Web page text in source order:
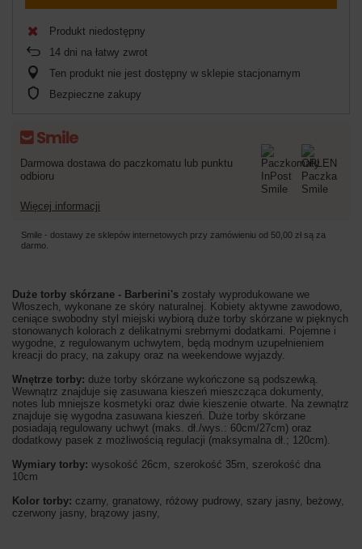
Produkt niedostępny
14 dni na łatwy zwrot
Ten produkt nie jest dostępny w sklepie stacjonarnym
Bezpieczne zakupy
Darmowa dostawa do paczkomatu lub punktu
odbioru
Więcej informacji
Smile - dostawy ze sklepów internetowych przy zamówieniu od 50,00 zł są za
darmo.
Duże torby skórzane - Barberini's zostały wyprodukowane we
Włoszech, wykonane ze skóry naturalnej. Kobiety aktywne zawodowo,
ceniące swobodny styl miejski wybiorą duże torby skórzane w pięknych
stonowanych kolorach z delikatnymi srebrnymi dodatkami. Pojemne i
wygodne, z regulowanym uchwytem, będą modnym uzupełnieniem
kreacji do pracy, na zakupy oraz na weekendowe wyjazdy.
Wnętrze torby: duże torby skórzane wykończone są podszewką.
Wewnątrz znajduje się zasuwana kieszeń mieszcząca dokumenty,
notes lub mniejsze kosmetyki oraz dwie kieszenie otwarte. Na zewnątrz
znajduje się wygodna zasuwana kieszeń. Duże torby skórzane
posiadają regulowany uchwyt (maks. dł./wys.: 60cm/27cm) oraz
dodatkowy pasek z możliwością regulacji (maksymalna dł.; 120cm).
Wymiary torby: wysokość 26cm, szerokość 35m, szerokość dna
10cm
Kolor torby: czarny, granatowy, różowy pudrowy, szary jasny, beżowy,
czerwony jasny, brązowy jasny,